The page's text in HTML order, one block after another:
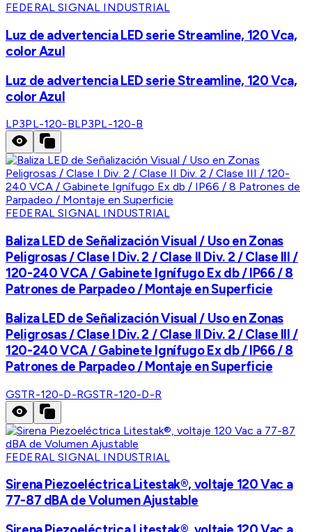
FEDERAL SIGNAL INDUSTRIAL
Luz de advertencia LED serie Streamline, 120 Vca,
color Azul
Luz de advertencia LED serie Streamline, 120 Vca,
color Azul
LP3PL-120-BLP3PL-120-B
FEDERAL SIGNAL INDUSTRIAL
Baliza LED de Señalización Visual / Uso en Zonas
Peligrosas / Clase I Div. 2 / Clase II Div. 2 / Clase III /
120-240 VCA / Gabinete Ignífugo Ex db / IP66 / 8
Patrones de Parpadeo / Montaje en Superficie
Baliza LED de Señalización Visual / Uso en Zonas
Peligrosas / Clase I Div. 2 / Clase II Div. 2 / Clase III /
120-240 VCA / Gabinete Ignífugo Ex db / IP66 / 8
Patrones de Parpadeo / Montaje en Superficie
GSTR-120-D-RGSTR-120-D-R
FEDERAL SIGNAL INDUSTRIAL
Sirena Piezoeléctrica Litestak®, voltaje 120 Vac a
77-87 dBA de Volumen Ajustable